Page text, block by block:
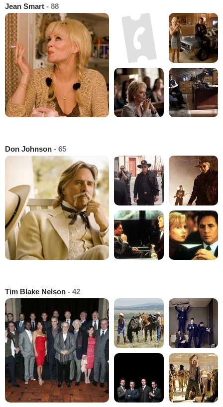
Jean Smart - 88
Don Johnson - 65
Tim Blake Nelson - 42